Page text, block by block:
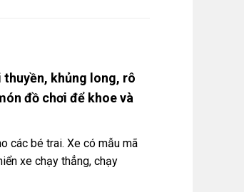
khủng long, rô
đồ chơi để khoe và
các bé trai. Xe có mẫu mã
xe chạy thẳng, chạy